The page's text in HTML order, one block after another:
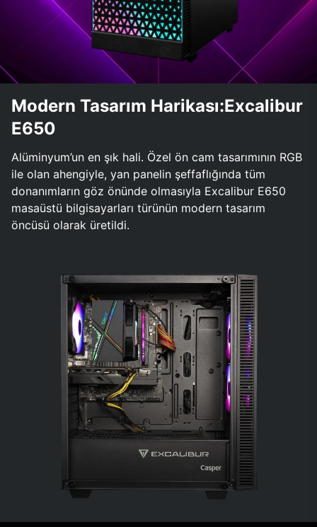
Modern Tasarım Harikası:Excalibur
E650
Alüminyum’un en şık hali. Özel ön cam tasarımının RGB
ile olan ahengiyle, yan panelin şeffaflığında tüm
donanımların göz önünde olmasıyla Excalibur E650
masaüstü bilgisayarları türünün modern tasarım
öncüsü olarak üretildi.